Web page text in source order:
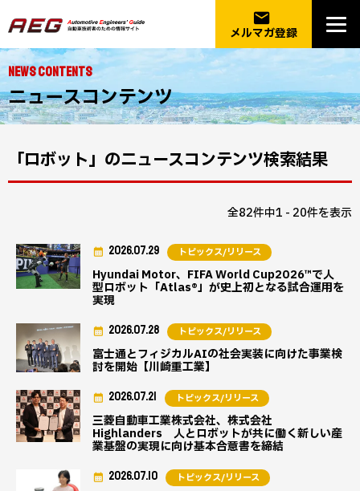
email
メルマガ登録
NEWS CONTENTS
ニュースコンテンツ
「ロボット」のニュースコンテンツ検索結果
全82件中1 - 20件を表示
Hyundai Motor、FIFA World Cup2026™で人
型ロボット「Atlas®」が史上初となる試合運用を
実現
2026.07.29 トピックス/リリース
富士通とフィジカルAIの社会実装に向けた事業検
討を開始【川崎重工業】
2026.07.28 トピックス/リリース
三菱自動車工業株式会社、株式会社
Highlanders 人とロボットが共に働く新しい産
業基盤の実現に向け基本合意書を締結
2026.07.21 トピックス/リリース
2026.07.10 トピックス/リリース